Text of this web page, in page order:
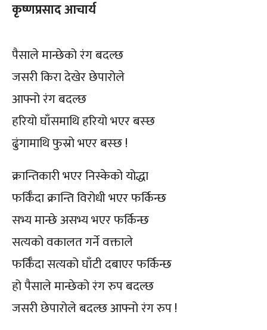
कृष्णप्रसाद आचार्य
पैसाले मान्छेको रंग बदल्छ
जसरी किरा देखेर छेपारोले
आफ्नो रंग बदल्छ
हरियो घाँसमाथि हरियो भएर बस्छ
ढुंगामाथि फुस्रो भएर बस्छ !
क्रान्तिकारी भएर निस्केको योद्धा
फर्किँदा क्रान्ति विरोधी भएर फर्किन्छ
सभ्य मान्छे असभ्य भएर फर्किन्छ
सत्यको वकालत गर्ने वक्ताले
फर्किँदा सत्यको घाँटी दबाएर फर्किन्छ
हो पैसाले मान्छेको रंग रुप बदल्छ
जसरी छेपारोले बदल्छ आफ्नो रंग रुप !